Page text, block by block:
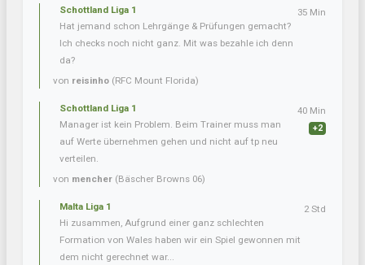
Schottland Liga 1
Hat jemand schon Lehrgänge & Prüfungen gemacht?
Ich checks noch nicht ganz. Mit was bezahle ich denn
da?
von reisinho (RFC Mount Florida)
35 Min
Schottland Liga 1
Manager ist kein Problem. Beim Trainer muss man
auf Werte übernehmen gehen und nicht auf tp neu
verteilen.
von mencher (Bäscher Browns 06)
40 Min
+2
Malta Liga 1
Hi zusammen, Aufgrund einer ganz schlechten
Formation von Wales haben wir ein Spiel gewonnen mit
dem nicht gerechnet war...
2 Std